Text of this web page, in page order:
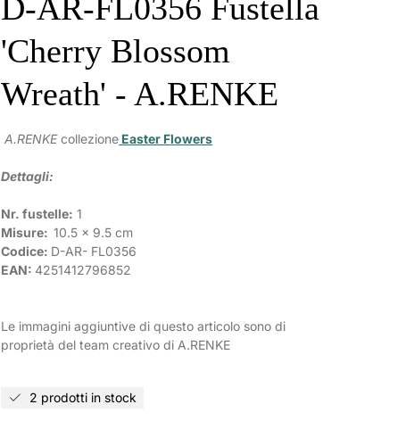
D-AR-FL0356 Fustella
'Cherry Blossom
Wreath' - A.RENKE
A.RENKE collezione Easter Flowers
Dettagli:
Nr. fustelle: 1
Misure: 10.5 x 9.5 cm
Codice: D-AR- FL0356
EAN: 4251412796852
Le immagini aggiuntive di questo articolo sono di
proprietà del team creativo di A.RENKE
2 prodotti in stock